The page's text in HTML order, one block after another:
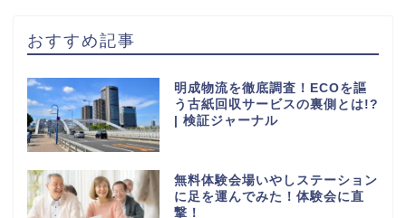
おすすめ記事
明成物流を徹底調査！ECOを謳
う古紙回収サービスの裏側とは!?
| 検証ジャーナル
無料体験会場いやしステーション
に足を運んでみた！体験会に直
撃！